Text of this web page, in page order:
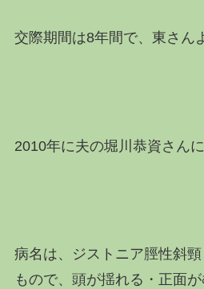
交際期間は8年間で、東さん
2010年に夫の堀川恭資さん
病名は、ジストニア脛性斜
もので、頭が揺れる・正面